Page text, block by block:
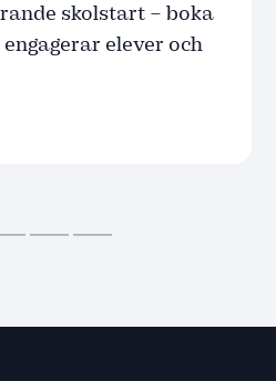
skolstart – boka
elever och